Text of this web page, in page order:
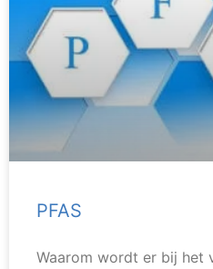
PFAS
Waarom wordt er bij het